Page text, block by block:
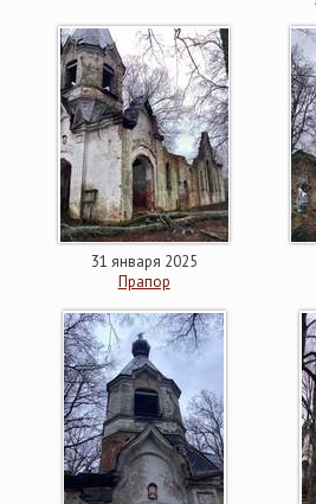
31 января 2025
Прапор